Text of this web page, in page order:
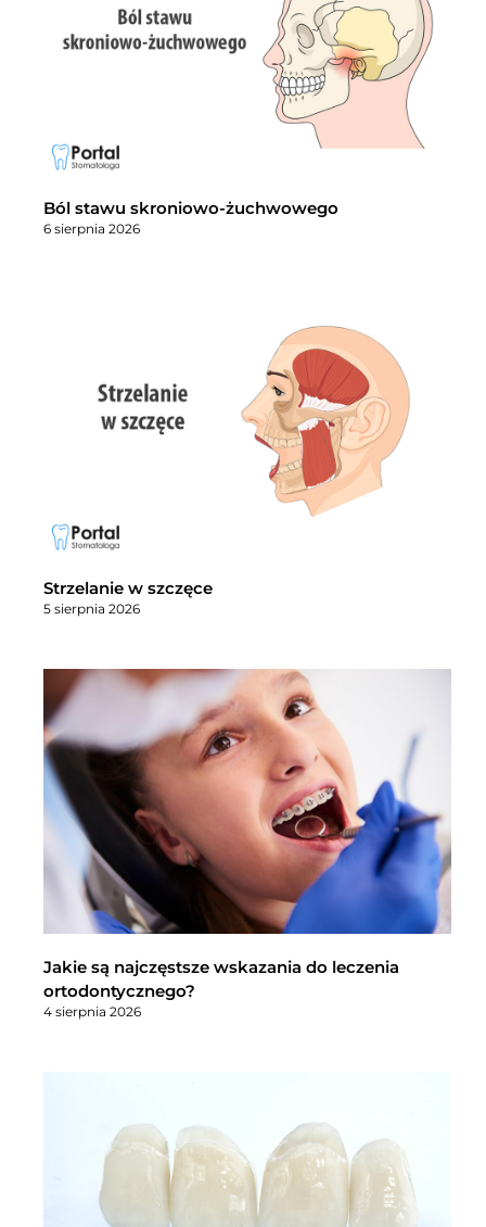
Ból stawu skroniowo-żuchwowego
6 sierpnia 2026
Strzelanie w szczęce
5 sierpnia 2026
Jakie są najczęstsze wskazania do leczenia
ortodontycznego?
4 sierpnia 2026